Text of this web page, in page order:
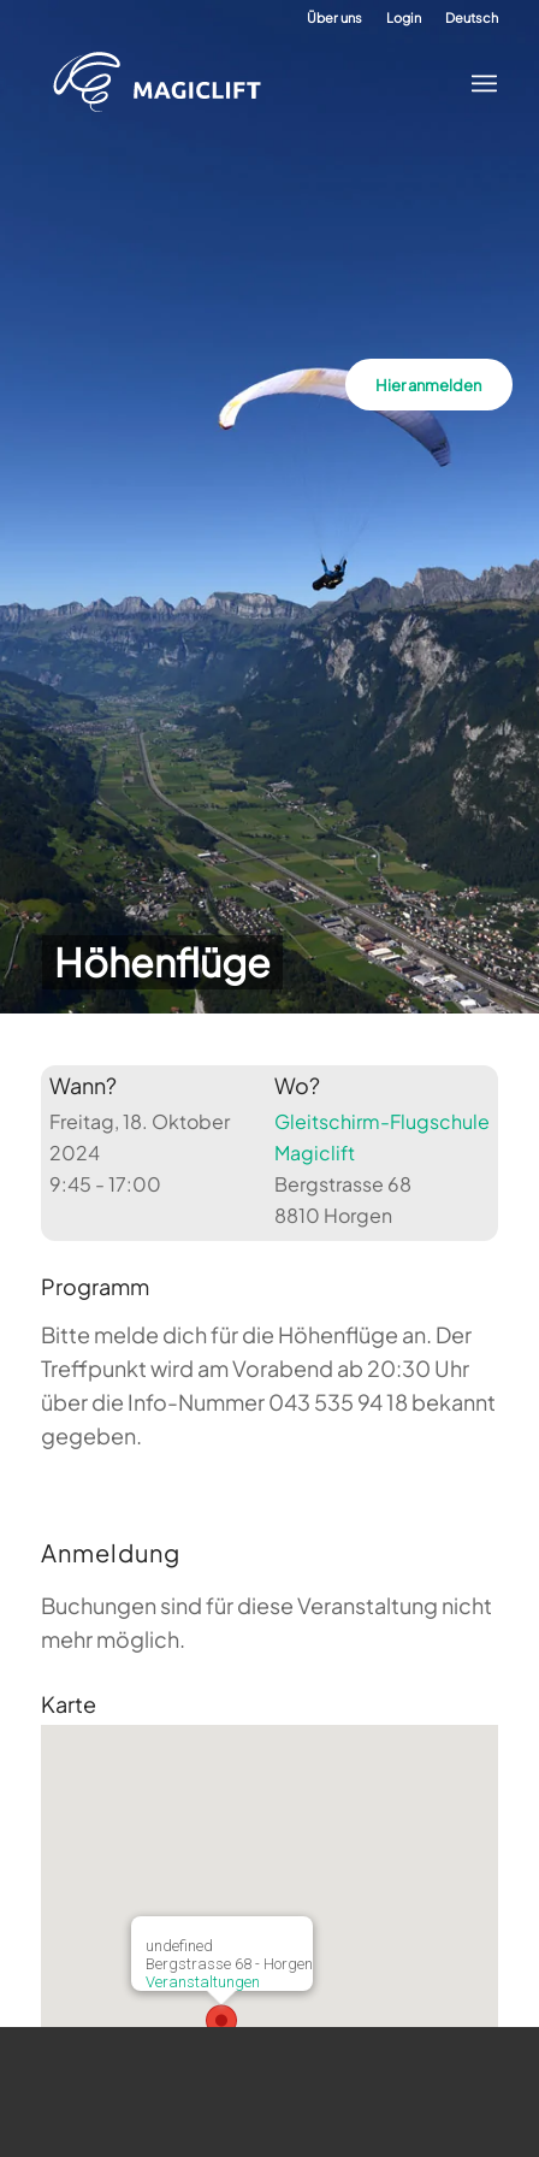
Über uns Login Deutsch
Höhenflüge
Hier anmelden
Wann?
Freitag, 18. Oktober
2024
9:45 - 17:00
Wo?
Gleitschirm-Flugschule
Magiclift
Bergstrasse 68
8810 Horgen
Programm
Bitte melde dich für die Höhenflüge an. Der
Treffpunkt wird am Vorabend ab 20:30 Uhr
über die Info-Nummer 043 535 94 18 bekannt
gegeben.
Anmeldung
Buchungen sind für diese Veranstaltung nicht
mehr möglich.
Karte
undefined
Bergstrasse 68 - Horgen
Veranstaltungen